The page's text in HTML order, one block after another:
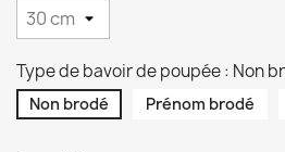
Type de bavoir de poupée : Non
Non brodé Prénom brodé